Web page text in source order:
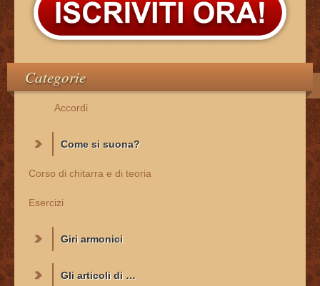
Categorie
Accordi
Come si suona?
Corso di chitarra e di teoria
Esercizi
Giri armonici
Gli articoli di …